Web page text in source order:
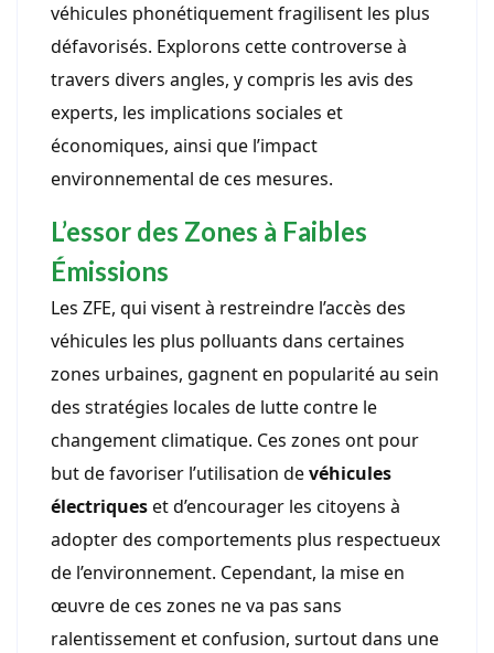
véhicules phonétiquement fragilisent les plus
défavorisés. Explorons cette controverse à
travers divers angles, y compris les avis des
experts, les implications sociales et
économiques, ainsi que l’impact
environnemental de ces mesures.
L’essor des Zones à Faibles
Émissions
Les ZFE, qui visent à restreindre l’accès des
véhicules les plus polluants dans certaines
zones urbaines, gagnent en popularité au sein
des stratégies locales de lutte contre le
changement climatique. Ces zones ont pour
but de favoriser l’utilisation devéhicules
électriqueset d’encourager les citoyens à
adopter des comportements plus respectueux
de l’environnement. Cependant, la mise en
œuvre de ces zones ne va pas sans
ralentissement et confusion, surtout dans une